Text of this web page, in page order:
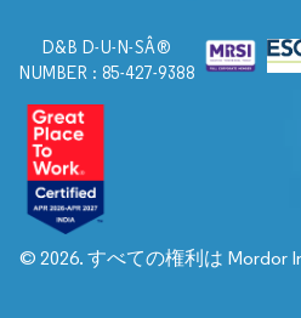
D&B D-U-N-SÂ®
NUMBER : 85-427-9388
© 2026. すべての権利は Mordor